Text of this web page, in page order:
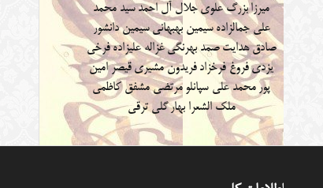
میرزابزرگ علوی جلال آل احمد سید محمد
علی جمالزاده سیمین بهبهانیسیمین دانشور
صادق هدایتصمد بهرنگیغزاله علیزادهفرخی
یزدیفروغ فرخزاد فریدون مشیری قیصر امین
پور محمد علی سپانلو مرتضی مشفق کاظمی
ملک الشعرا بهارگلی ترقی